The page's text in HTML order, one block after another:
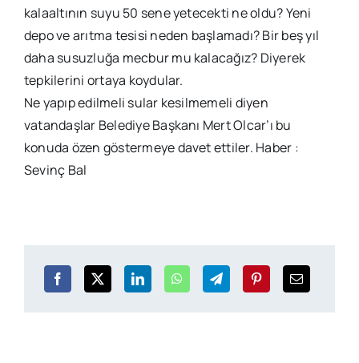
kalaaltının suyu 50 sene yetecekti ne oldu? Yeni
depo ve arıtma tesisi neden başlamadı? Bir beş yıl
daha susuzluğa mecbur mu kalacağız? Diyerek
tepkilerini ortaya koydular.
Ne yapıp edilmeli sular kesilmemeli diyen
vatandaşlar Belediye Başkanı Mert Olcar’ı bu
konuda özen göstermeye davet ettiler. Haber :
Sevinç Bal